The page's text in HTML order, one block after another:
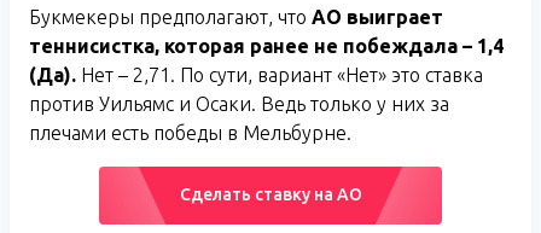
Букмекеры предполагают, что АО выиграет
теннисистка, которая ранее не побеждала – 1,4
(Да). Нет – 2,71. По сути, вариант «Нет» это ставка
против Уильямс и Осаки. Ведь только у них за
плечами есть победы в Мельбурне.
Сделать ставку на АО